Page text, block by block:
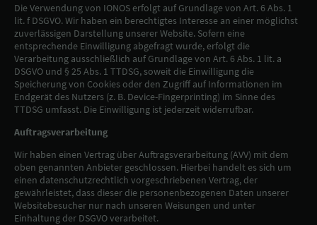
Die Verwendung von IONOS erfolgt auf Grundlage von Art. 6 Abs. 1
lit. f DSGVO. Wir haben ein berechtigtes Interesse an einer möglichst
zuverlässigen Darstellung unserer Website. Sofern eine
entsprechende Einwilligung abgefragt wurde, erfolgt die
Verarbeitung ausschließlich auf Grundlage von Art. 6 Abs. 1 lit. a
DSGVO und § 25 Abs. 1 TTDSG, soweit die Einwilligung die
Speicherung von Cookies oder den Zugriff auf Informationen im
Endgerät des Nutzers (z. B. Device-Fingerprinting) im Sinne des
TTDSG umfasst. Die Einwilligung ist jederzeit widerrufbar.
Auftragsverarbeitung
Wir haben einen Vertrag über Auftragsverarbeitung (AVV) mit dem
oben genannten Anbieter geschlossen. Hierbei handelt es sich um
einen datenschutzrechtlich vorgeschriebenen Vertrag, der
gewährleistet, dass dieser die personenbezogenen Daten unserer
Websitebesucher nur nach unseren Weisungen und unter
Einhaltung der DSGVO verarbeitet.